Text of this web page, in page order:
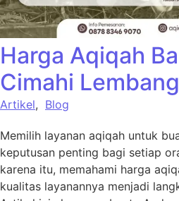
Harga Aqiqah
Cimahi
Artikel, Blog
Memilih layanan aqiqah untuk
keputusan penting bagi setiap
karena itu, memahami harga
kualitas layanannya menjadi